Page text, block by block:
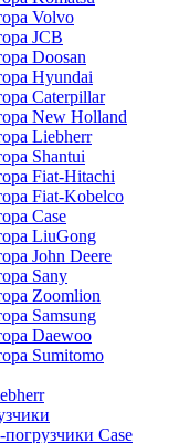
Volvo
JCB
Doosan
Hyundai
Caterpillar
New Holland
Liebherr
Shantui
Fiat-Hitachi
Fiat-Kobelco
Case
LiuGong
John Deere
Sany
Zoomlion
Samsung
Daewoo
Sumitomo
Case